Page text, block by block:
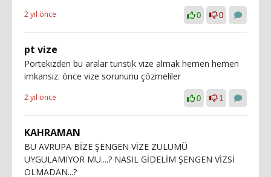
2 yıl önce 0 0
pt vize
Portekizden bu aralar turistik vize almak hemen hemen
imkansız. önce vize sorununu çözmeliler
2 yıl önce 0 1
KAHRAMAN
BU AVRUPA BİZE ŞENGEN VİZE ZULUMÜ
UYGULAMIYOR MU....? NASIL GİDELİM ŞENGEN VİZSİ
OLMADAN...?